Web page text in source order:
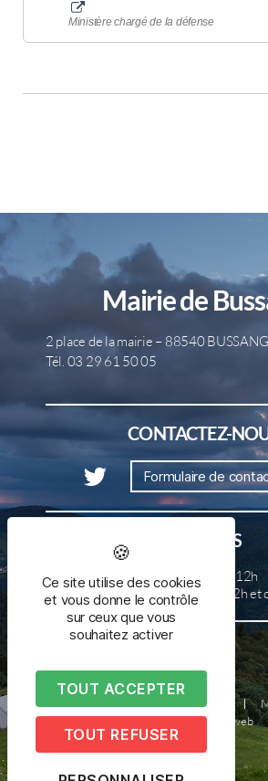
Ministère chargé de la défense
Mairie de
2 place de la mairie – 88540 BUSSANG
Tél. 03 29 61 50 05
CONTACTEZ-
Formulaire de
HORAIRES
Lundi, mercredi et samedi de 8h à 12h
Mardi, jeudi et vendredi de 8h à 12h et
Nous contacter
Réalisé par illicoweb
Ce site utilise des cookies
et vous donne le contrôle
sur ceux que vous
souhaitez activer
TOUT ACCEPTER
TOUT REFUSER